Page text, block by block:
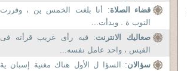
قضاء الصلاة: أنا بلغت الخمس ين ، وقررت
التوب ة . وبدأت...
صعاليك الانترنت: فيه رأى غريب قرأته فى
الفيس ، واحد عامل نفسه...
سؤالان: السؤا ل الأول هناك مغنية إسبان ية